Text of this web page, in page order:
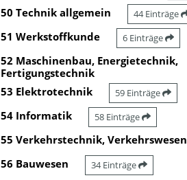
50 Technik allgemein 44 Einträge
51 Werkstoffkunde 6 Einträge
52 Maschinenbau, Energietechnik,
Fertigungstechnik
53 Elektrotechnik 59 Einträge
54 Informatik 58 Einträge
55 Verkehrstechnik, Verkehrswesen
56 Bauwesen 34 Einträge